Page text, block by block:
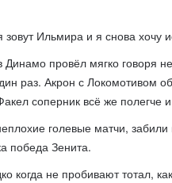
Ильмира и я снова хочу
провёл мягко говоря
раз. Акрон с Локомотивом
соперник всё же
голевые матчи,
победа Зенита.
когда не пробивают тотал,